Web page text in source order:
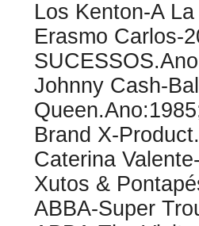
Los Kenton-A
Erasmo Carlos-
Johnny Cash-
Brand X-
Caterina
Xutos &
ABBA-Super